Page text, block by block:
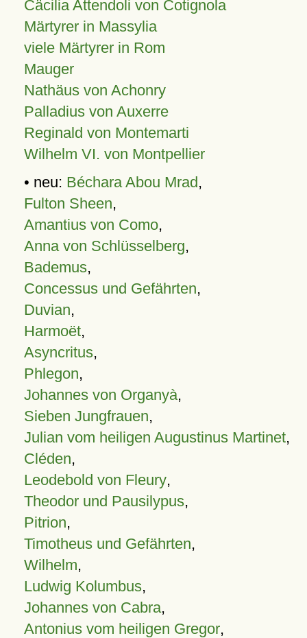
Cäcilia Attendoli von Cotignola
Märtyrer in Massylia
viele Märtyrer in Rom
Mauger
Nathäus von Achonry
Palladius von Auxerre
Reginald von Montemarti
Wilhelm VI. von Montpellier
• neu: Béchara Abou Mrad,
Fulton Sheen,
Amantius von Como,
Anna von Schlüsselberg,
Bademus,
Concessus und Gefährten,
Duvian,
Harmoët,
Asyncritus,
Phlegon,
Johannes von Organyà,
Sieben Jungfrauen,
Julian vom heiligen Augustinus Martinet,
Cléden,
Leodebold von Fleury,
Theodor und Pausilypus,
Pitrion,
Timotheus und Gefährten,
Wilhelm,
Ludwig Kolumbus,
Johannes von Cabra,
Antonius vom heiligen Gregor,